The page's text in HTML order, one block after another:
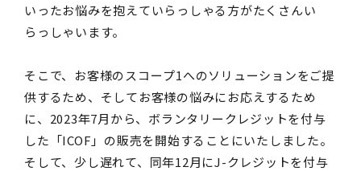
いったお悩みを抱えていらっしゃる方がたくさんい
らっしゃいます。
そこで、お客様のスコープ1へのソリューションをご提
供するため、そしてお客様の悩みにお応えするため
に、2023年7月から、ボランタリークレジットを付与
した「ICOF」の販売を開始することにいたしました。
そして、少し遅れて、同年12月にJ-クレジットを付与